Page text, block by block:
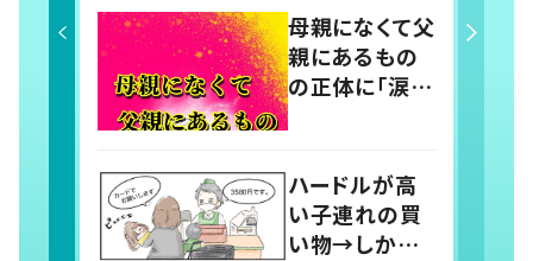
すると、新人男
性社員の言葉
に「素敵」「みん
ながハッピー」
母親になくて父
親にあるもの
の正体に「涙が
出ました」「嬉
嵐！
ハードルが高
い子連れの買
い物→しかし、